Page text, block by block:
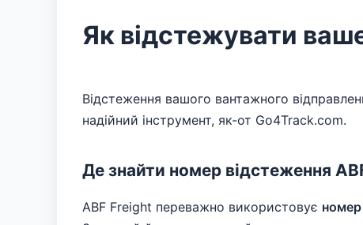
Як відстежувати
Відстеження вашого вантажного
надійний інструмент, як-от Go4Track.com.
Де знайти номер відстеження
ABF Freight переважно використовує номер